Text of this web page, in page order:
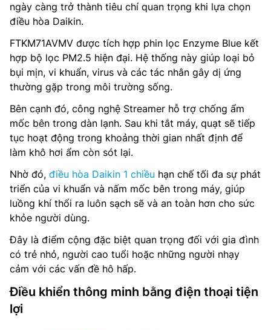
ngày càng trở thành tiêu chí quan trọng khi lựa chọn
điều hòa Daikin.
FTKM71AVMV được tích hợp phin lọc Enzyme Blue kết
hợp bộ lọc PM2.5 hiện đại. Hệ thống này giúp loại bỏ
bụi mịn, vi khuẩn, virus và các tác nhân gây dị ứng
thường gặp trong môi trường sống.
Bên cạnh đó, công nghệ Streamer hỗ trợ chống ẩm
mốc bên trong dàn lạnh. Sau khi tắt máy, quạt sẽ tiếp
tục hoạt động trong khoảng thời gian nhất định để
làm khô hơi ẩm còn sót lại.
Nhờ đó, điều hòa Daikin 1 chiều hạn chế tối đa sự phát
triển của vi khuẩn và nấm mốc bên trong máy, giúp
luồng khí thổi ra luôn sạch sẽ và an toàn hơn cho sức
khỏe người dùng.
Đây là điểm cộng đặc biệt quan trọng đối với gia đình
có trẻ nhỏ, người cao tuổi hoặc những người nhạy
cảm với các vấn đề hô hấp.
Điều khiển thông minh bằng điện thoại tiện
lợi